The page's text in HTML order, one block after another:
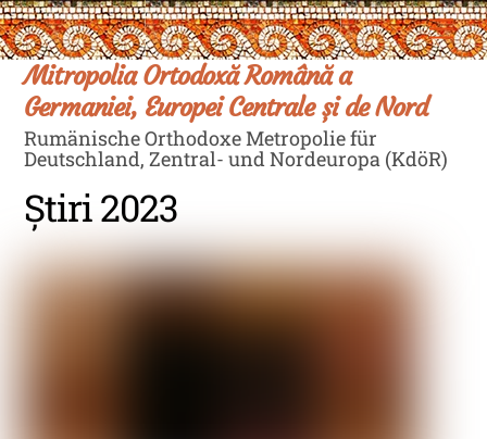
Skip
to
content
Mitropolia Ortodoxă Română a
Germaniei, Europei Centrale și de Nord
Rumänische Orthodoxe Metropolie für
Deutschland, Zentral- und Nordeuropa (KdöR)
Știri 2023